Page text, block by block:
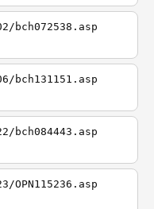
bch072538.asp
bch131151.asp
bch084443.asp